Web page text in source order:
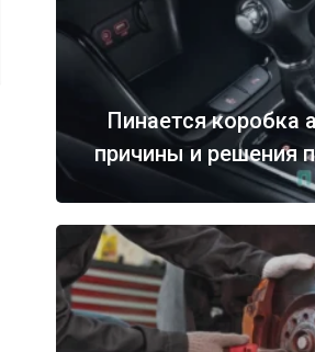
Пинается коробка
причины и решения